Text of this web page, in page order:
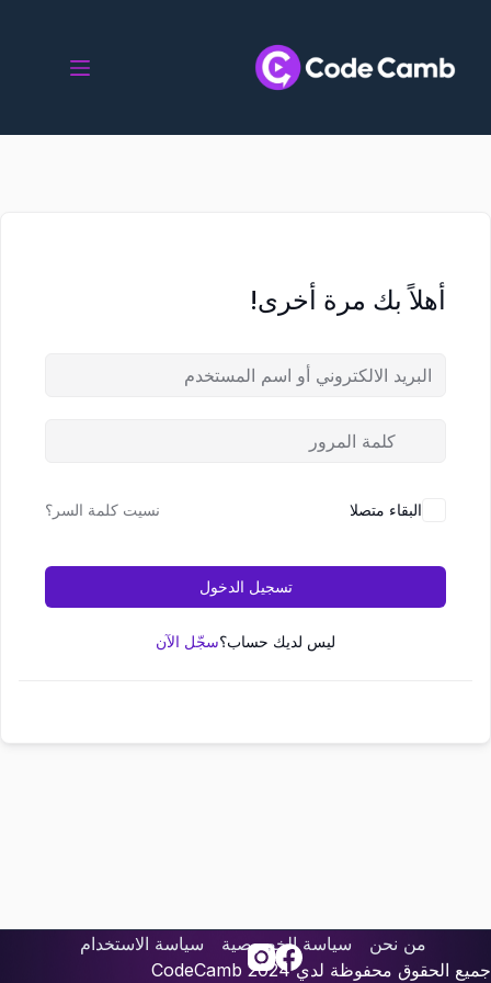
أهلاً بك مرة أخرى!
البقاء متصلا نسيت كلمة السر؟
تسجيل الدخول
ليس لديك حساب؟سجّل الآن
من نحن سياسة الخصوصية
سياسة الاستخدام
جميع الحقوق محفوظة لدي
CodeCamb 2024